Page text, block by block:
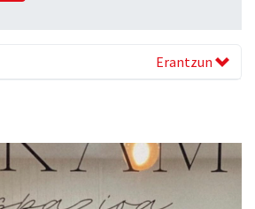
Erantzun